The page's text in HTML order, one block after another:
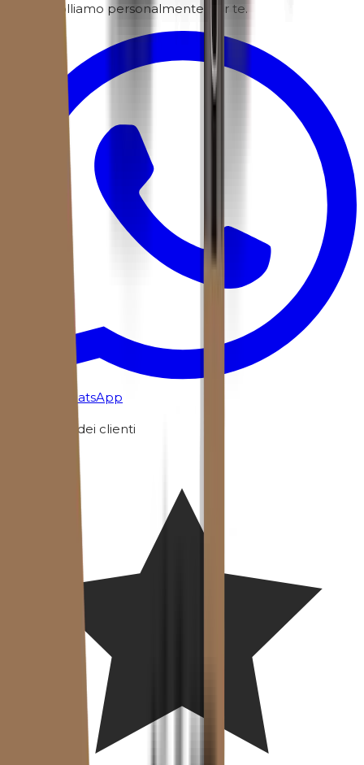
Lo controlliamo personalmente per te.
Chat su WhatsApp
Recensioni dei clienti